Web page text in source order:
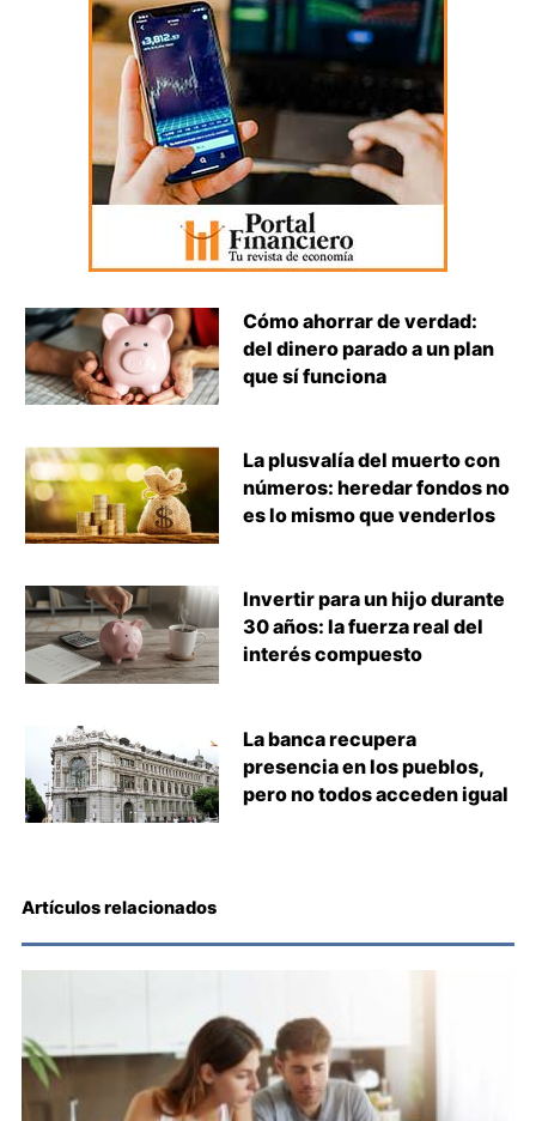
Cómo ahorrar de verdad:
del dinero parado a un plan
que sí funciona
La plusvalía del muerto con
números: heredar fondos no
es lo mismo que venderlos
Invertir para un hijo durante
30 años: la fuerza real del
interés compuesto
La banca recupera
presencia en los pueblos,
pero no todos acceden igual
Artículos relacionados